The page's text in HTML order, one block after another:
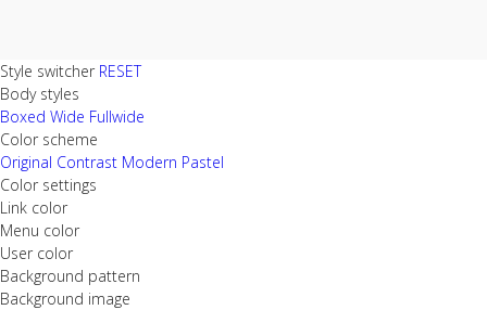
Style switcher RESET
Body styles
Boxed Wide Fullwide
Color scheme
Original Contrast Modern Pastel
Color settings
Link color
Menu color
User color
Background pattern
Background image